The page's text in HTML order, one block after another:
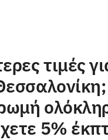
τιμές
5%